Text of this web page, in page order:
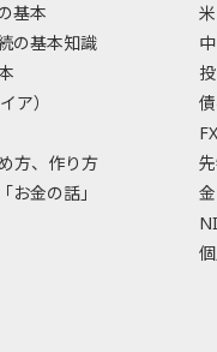
基本
の基本知識
ア）
方、作り方
お金の話」
FX